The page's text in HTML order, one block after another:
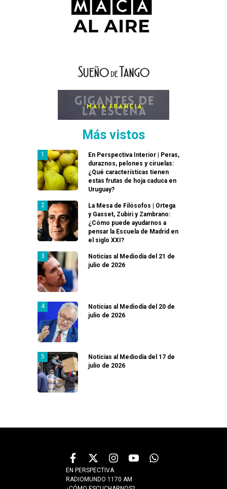
Más vistos
En Perspectiva Interior | Peras,
duraznos, pelones y ciruelas:
¿Qué características tienen
estas frutas de hoja caduca en
Uruguay?
La Mesa de Filósofos | Ortega
y Gasset, Zubiri y Zambrano:
¿Cómo puede ayudarnos a
pensar la Escuela de Madrid en
el siglo XXI?
Noticias al Mediodía del 21 de
julio de 2026
Noticias al Mediodía del 20 de
julio de 2026
Noticias al Mediodía del 17 de
julio de 2026
EN PERSPECTIVA
RADIOMUNDO 1170 AM